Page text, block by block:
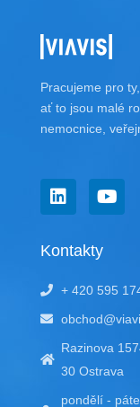
Pracujeme pro
ať to jsou malé
nemocnice,
L
i
e
n
Y
o
e
Kontakty
+ 420 595
Razinova
30 Ostrava
pondělí -